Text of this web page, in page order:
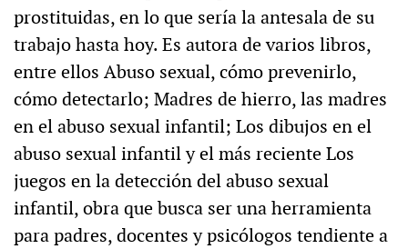
prostituidas, en lo que sería la antesala de su
trabajo hasta hoy. Es autora de varios libros,
entre ellos Abuso sexual, cómo prevenirlo,
cómo detectarlo; Madres de hierro, las madres
en el abuso sexual infantil; Los dibujos en el
abuso sexual infantil y el más reciente Los
juegos en la detección del abuso sexual
infantil, obra que busca ser una herramienta
para padres, docentes y psicólogos tendiente a